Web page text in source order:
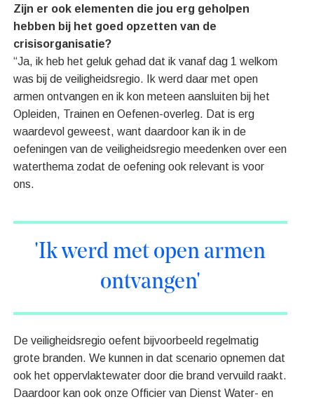
Zijn er ook elementen die jou erg geholpen
hebben bij het goed opzetten van de
crisisorganisatie?
“Ja, ik heb het geluk gehad dat ik vanaf dag 1 welkom
was bij de veiligheidsregio. Ik werd daar met open
armen ontvangen en ik kon meteen aansluiten bij het
Opleiden, Trainen en Oefenen-overleg. Dat is erg
waardevol geweest, want daardoor kan ik in de
oefeningen van de veiligheidsregio meedenken over een
waterthema zodat de oefening ook relevant is voor
ons.
'Ik werd met open armen
ontvangen'
De veiligheidsregio oefent bijvoorbeeld regelmatig
grote branden. We kunnen in dat scenario opnemen dat
ook het oppervlaktewater door die brand vervuild raakt.
Daardoor kan ook onze Officier van Dienst Water- en